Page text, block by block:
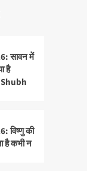
सावन में
है
Shubh
विष्णु की
है कभी न